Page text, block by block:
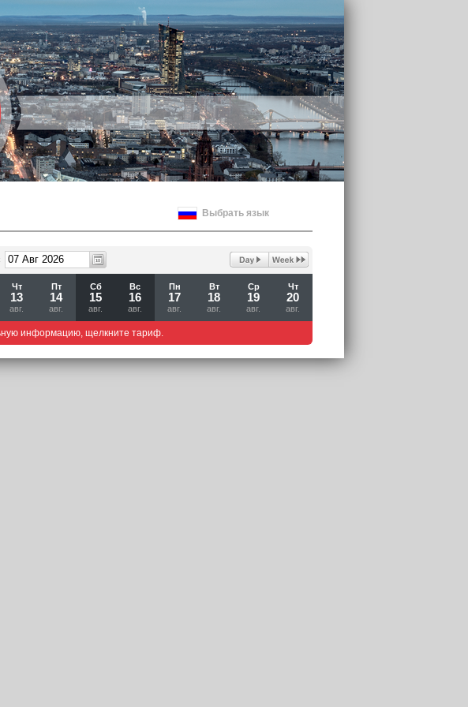
Выбрать язык
Чт
13
авг.
Пт
14
авг.
Сб
15
авг.
Вс
16
авг.
Пн
17
авг.
Вт
18
авг.
Ср
19
авг.
Чт
20
авг.
информацию, щелкните тариф.